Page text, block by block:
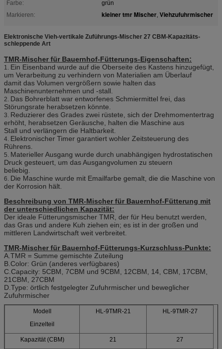
Farbe:
grün
Markieren:
kleiner tmr Mischer, Viehzufuhrmischer
Elektronische Vieh-vertikale Zuführungs-Mischer 27 CBM-Kapazitäts-
schleppende Art
TMR-Mischer für Bauernhof-Fütterungs-Eigenschaften:
1. Ein Eisenband wurde auf die Oberseite des Kastens hinzugefügt,
um Verarbeitung zu verhindern von Materialien am Überlauf
damit das Volumen vergrößern sowie halten das
Maschinenunternehmen und -stall.
2. Das Bohrerblatt war entworfenes Schmiermittel frei, das
Störungsrate herabsetzen könnte.
3. Reduzierer des Grades zwei rüstete, sich der Drehmomentertrag
erhöht, herabsetzen Geräusche, halten die Maschine aus
Stall und verlängern die Haltbarkeit.
4. Elektronischer Timer garantiert wohler Zeitsteuerung des
Rührens.
5. Materieller Ausgang wurde durch unabhängigen hydrostatischen
Druck gesteuert, um das Ausgangvolumen zu steuern
beliebig.
6. Die Maschine wurde mit Emailfarbe gemalt, die die Maschine von
der Korrosion hält.
Beschreibung von TMR-Mischer für Bauernhof-Fütterung mit
der unterschiedlichen Kapazität:
Der ideale Fütterungsmischer TMR, der für Heu benutzt werden,
das Gras und andere Kuh ziehen ein; es ist in der großen und
mittleren Landwirtschaft weit verbreitet.
TMR-Mischer für Bauernhof-Fütterungs-Kurzschluss-Punkte:
A.TMR = Summe gemischte Zuteilung
B.Color: Grün (anderes verfügbares)
C.Capacity: 5CBM, 7CBM und 9CBM, 12CBM, 14, CBM, 17CBM,
21CBM, 27CBM
D.Type: örtlich festgelegter Zufuhrmischer und beweglicher
Zufuhrmischer
Modell
Einzelteil
HL-9TMR-21 HL-9TMR-27
Kapazität (CBM) 21 27